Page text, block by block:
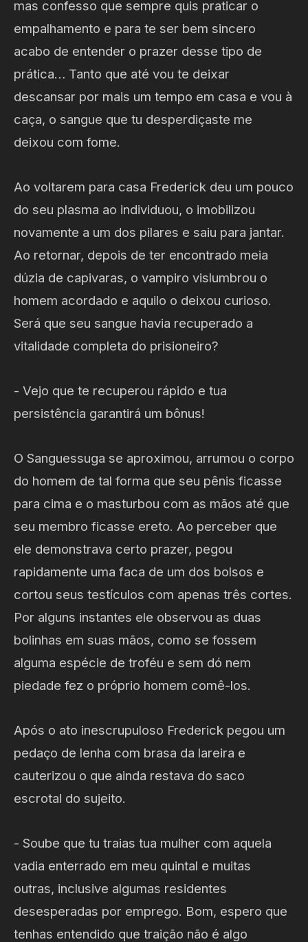
mas confesso que sempre quis praticar o
empalhamento e para te ser bem sincero
acabo de entender o prazer desse tipo de
prática… Tanto que até vou te deixar
descansar por mais um tempo em casa e vou à
caça, o sangue que tu desperdiçaste me
deixou com fome.
Ao voltarem para casa Frederick deu um pouco
do seu plasma ao individuou, o imobilizou
novamente a um dos pilares e saiu para jantar.
Ao retornar, depois de ter encontrado meia
dúzia de capivaras, o vampiro vislumbrou o
homem acordado e aquilo o deixou curioso.
Será que seu sangue havia recuperado a
vitalidade completa do prisioneiro?
- Vejo que te recuperou rápido e tua
persistência garantirá um bônus!
O Sanguessuga se aproximou, arrumou o corpo
do homem de tal forma que seu pênis ficasse
para cima e o masturbou com as mãos até que
seu membro ficasse ereto. Ao perceber que
ele demonstrava certo prazer, pegou
rapidamente uma faca de um dos bolsos e
cortou seus testículos com apenas três cortes.
Por alguns instantes ele observou as duas
bolinhas em suas mãos, como se fossem
alguma espécie de troféu e sem dó nem
piedade fez o próprio homem comê-los.
Após o ato inescrupuloso Frederick pegou um
pedaço de lenha com brasa da lareira e
cauterizou o que ainda restava do saco
escrotal do sujeito.
- Soube que tu traias tua mulher com aquela
vadia enterrado em meu quintal e muitas
outras, inclusive algumas residentes
desesperadas por emprego. Bom, espero que
tenhas entendido que traição não é algo